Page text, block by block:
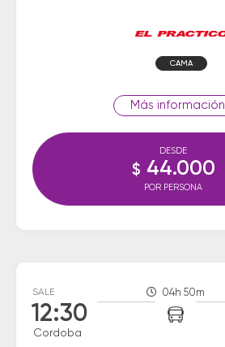
CAMA
información
DESDE
$ 44.000
POR PERSONA
SALE
12:30
Cordoba
04h 50m